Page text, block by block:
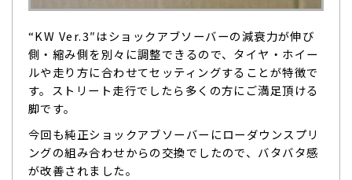
“KW Ver.3″はショックアブソーバーの減衰力が伸び
側・縮み側を別々に調整できるので、タイヤ・ホイー
ルや走り方に合わせてセッティングすることが特徴で
す。ストリート走行でしたら多くの方にご満足頂ける
脚です。
今回も純正ショックアブソーバーにローダウンスプリ
ングの組み合わせからの交換でしたので、バタバタ感
が改善されました。